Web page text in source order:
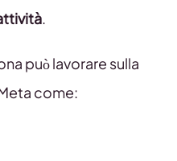
.
può lavorare sulla
come: